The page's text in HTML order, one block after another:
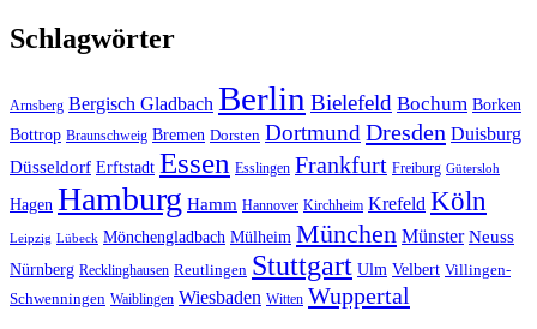
Schlagwörter
Arnsberg Bergisch Gladbach Berlin Bielefeld Bochum Borken
Bottrop Braunschweig Bremen Dorsten Dortmund Dresden Duisburg
Düsseldorf Erftstadt Essen Esslingen Frankfurt Freiburg Gütersloh
Hagen Hamburg Hamm Hannover Kirchheim Krefeld Köln
Leipzig Lübeck Mönchengladbach Mülheim München Münster Neuss
Nürnberg Recklinghausen Reutlingen Stuttgart Ulm Velbert Villingen-
Schwenningen Waiblingen Wiesbaden Witten Wuppertal